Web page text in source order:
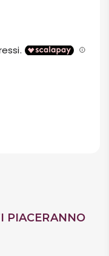
PIACERANNO